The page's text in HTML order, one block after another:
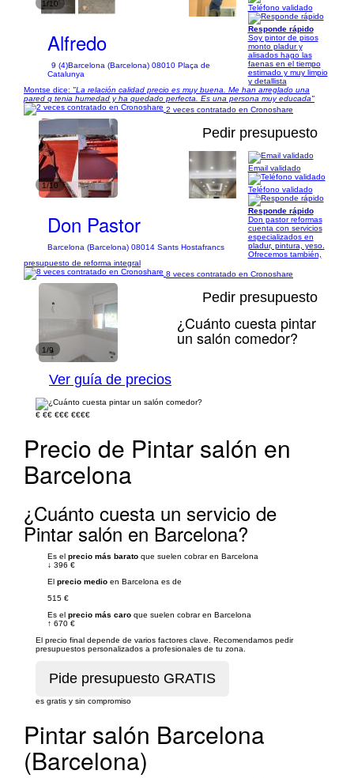
1/10
Alfredo
9 (4)Barcelona (Barcelona) 08010 Plaça de
Catalunya
Teléfono validado
Responde rápido
Soy pintor de pisos
monto pladur y
alisados hago las
faenas en el tiempo
estimado y muy limpio
y detallista
Montse dice: "La relación calidad precio es muy buena. Me han arreglado una
pared q tenia humedad y ha quedado perfecta. Es una persona muy educada"
2 veces contratado en Cronoshare
1/10
Pedir presupuesto
Don Pastor
Barcelona (Barcelona) 08014 Sants Hostafrancs
Email validado
Teléfono validado
Responde rápido
Don pastor reformas
cuenta con servicios
especializados en
pladur, pintura, yeso.
Ofrecemos también,
presupuesto de reforma integral
8 veces contratado en Cronoshare
1/9
Pedir presupuesto
¿Cuánto cuesta pintar
un salón comedor?
Ver guía de precios
€ €€ €€€ €€€€
Precio de Pintar salón en
Barcelona
¿Cuánto cuesta un servicio de
Pintar salón en Barcelona?
Es el precio más barato que suelen cobrar en Barcelona
↓ 396 €
El precio medio en Barcelona es de
515 €
Es el precio más caro que suelen cobrar en Barcelona
↑ 670 €
El precio final depende de varios factores clave. Recomendamos pedir
presupuestos personalizados a profesionales de tu zona.
es gratis y sin compromiso
Pintar salón Barcelona
(Barcelona)